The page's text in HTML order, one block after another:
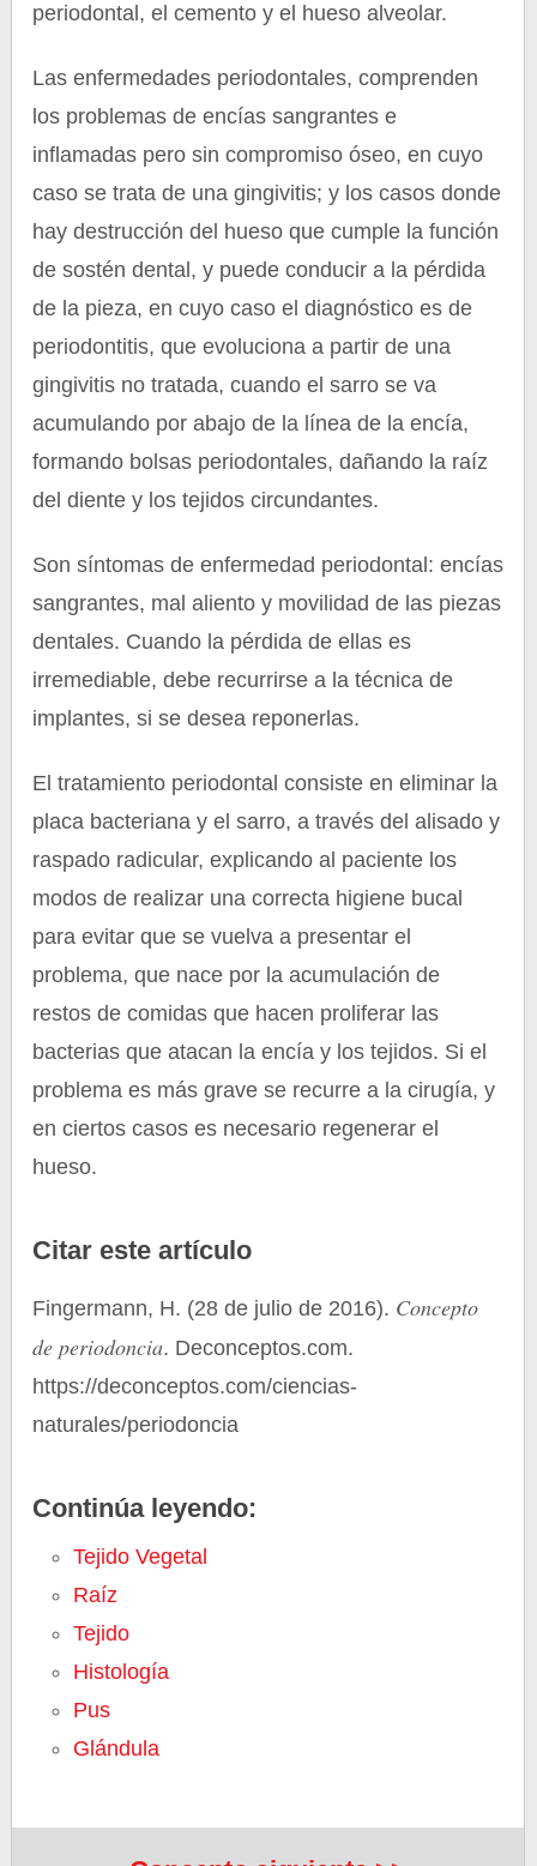
periodontal, el cemento y el hueso alveolar.
Las enfermedades periodontales, comprenden
los problemas de encías sangrantes e
inflamadas pero sin compromiso óseo, en cuyo
caso se trata de una gingivitis; y los casos donde
hay destrucción del hueso que cumple la función
de sostén dental, y puede conducir a la pérdida
de la pieza, en cuyo caso el diagnóstico es de
periodontitis, que evoluciona a partir de una
gingivitis no tratada, cuando el sarro se va
acumulando por abajo de la línea de la encía,
formando bolsas periodontales, dañando la raíz
del diente y los tejidos circundantes.
Son síntomas de enfermedad periodontal: encías
sangrantes, mal aliento y movilidad de las piezas
dentales. Cuando la pérdida de ellas es
irremediable, debe recurrirse a la técnica de
implantes, si se desea reponerlas.
El tratamiento periodontal consiste en eliminar la
placa bacteriana y el sarro, a través del alisado y
raspado radicular, explicando al paciente los
modos de realizar una correcta higiene bucal
para evitar que se vuelva a presentar el
problema, que nace por la acumulación de
restos de comidas que hacen proliferar las
bacterias que atacan la encía y los tejidos. Si el
problema es más grave se recurre a la cirugía, y
en ciertos casos es necesario regenerar el
hueso.
Citar este artículo
Fingermann, H. (28 de julio de 2016). Concepto
de periodoncia. Deconceptos.com.
https://deconceptos.com/ciencias-
naturales/periodoncia
Continúa leyendo:
Tejido Vegetal
Raíz
Tejido
Histología
Pus
Glándula